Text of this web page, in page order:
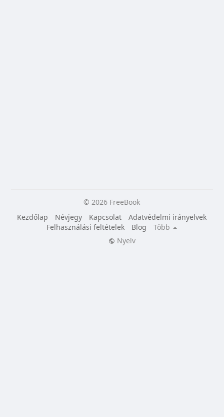
© 2026 FreeBook
Kezdőlap
Névjegy Kapcsolat
Adatvédelmi irányelvek
Felhasználási feltételek
Blog
Több
Nyelv